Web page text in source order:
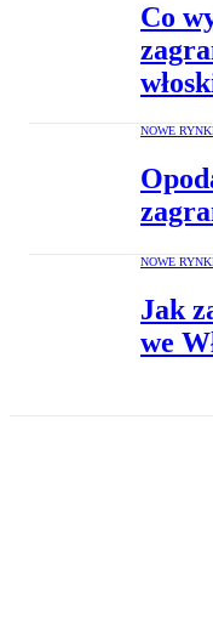
Co
NOWE
NOWE
Jak
we